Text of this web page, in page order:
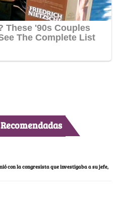
con la congresista que investigaba a su jefe,